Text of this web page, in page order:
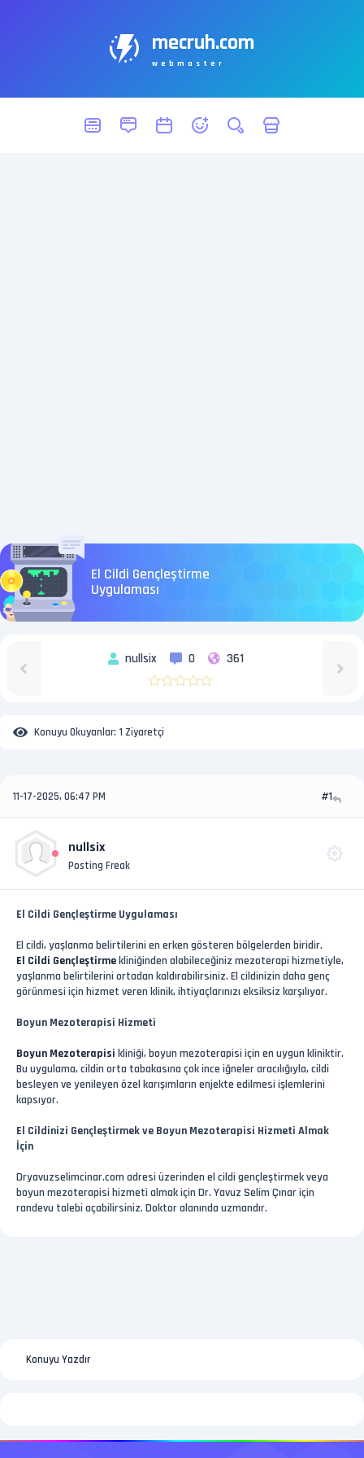
mecruh.com
webmaster
El Cildi Gençleştirme
Uygulaması
nullsix 0 361
Konuyu Okuyanlar: 1 Ziyaretçi
11-17-2025, 06:47 PM #1
nullsix
Posting Freak
El Cildi Gençleştirme Uygulaması
El cildi, yaşlanma belirtilerini en erken gösteren bölgelerden biridir.
El Cildi Gençleştirmekliniğinden alabileceğiniz mezoterapi hizmetiyle,
yaşlanma belirtilerini ortadan kaldırabilirsiniz. El cildinizin daha genç
görünmesi için hizmet veren klinik, ihtiyaçlarınızı eksiksiz karşılıyor.
Boyun Mezoterapisi Hizmeti
Boyun Mezoterapisi kliniği, boyun mezoterapisi için en uygun kliniktir.
Bu uygulama, cildin orta tabakasına çok ince iğneler aracılığıyla, cildi
besleyen ve yenileyen özel karışımların enjekte edilmesi işlemlerini
kapsıyor.
El Cildinizi Gençleştirmek ve Boyun Mezoterapisi Hizmeti Almak
İçin
Dryavuzselimcinar.com adresi üzerinden el cildi gençleştirmek veya
boyun mezoterapisi hizmeti almak için Dr. Yavuz Selim Çınar için
randevu talebi açabilirsiniz. Doktor alanında uzmandır.
Konuyu Yazdır